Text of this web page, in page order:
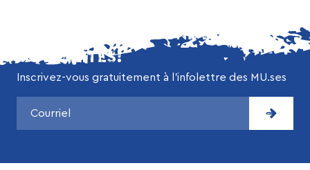
NE MANQUEZ AUCUNE DE NOS
ACTUALITÉS!
Inscrivez-vous gratuitement à l’infolettre des MU.ses